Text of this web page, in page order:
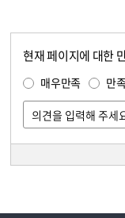
현재 페이지에 대한
매우만족 만